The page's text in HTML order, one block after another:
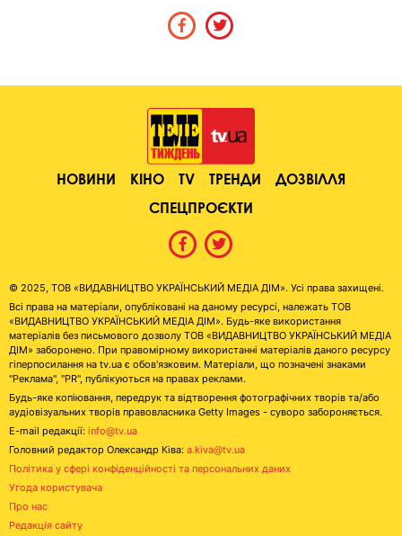
НОВИНИ КІНО TV ТРЕНДИ
ДОЗВІЛЛЯ
СПЕЦПРОЄКТИ
© 2025, ТОВ «ВИДАВНИЦТВО УКРАЇНСЬКИЙ МЕДІА ДІМ». Усі права захищені.
Всі права на матеріали, опубліковані на даному ресурсі, належать ТОВ
«ВИДАВНИЦТВО УКРАЇНСЬКИЙ МЕДІА ДІМ». Будь-яке використання
матеріалів без письмового дозволу ТОВ «ВИДАВНИЦТВО УКРАЇНСЬКИЙ МЕДІА
ДІМ» заборонено. При правомірному використанні матеріалів даного ресурсу
гіперпосилання на tv.ua є обов'язковим. Матеріали, що позначені знаками
"Реклама", "PR", публікуються на правах реклами.
Будь-яке копіювання, передрук та відтворення фотографічних творів та/або
аудіовізуальних творів правовласника Getty Images - суворо забороняється.
E-mail редакції: info@tv.ua
Головний редактор Олександр Ківа: a.kiva@tv.ua
Політика у сфері конфіденційності та персональних даних
Угода користувача
Про нас
Редакція сайту